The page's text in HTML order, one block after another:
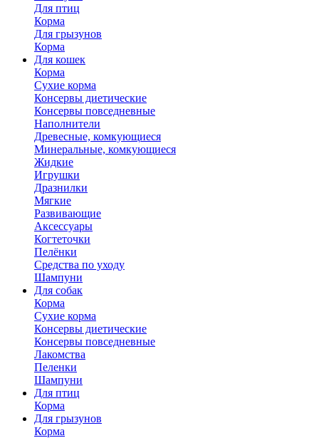
Для птиц
Корма
Для грызунов
Корма
Для кошек
Корма
Сухие корма
Консервы диетические
Консервы повседневные
Наполнители
Древесные, комкующиеся
Минеральные, комкующиеся
Жидкие
Игрушки
Дразнилки
Мягкие
Развивающие
Аксессуары
Когтеточки
Пелёнки
Средства по уходу
Шампуни
Для собак
Корма
Сухие корма
Консервы диетические
Консервы повседневные
Лакомства
Пеленки
Шампуни
Для птиц
Корма
Для грызунов
Корма